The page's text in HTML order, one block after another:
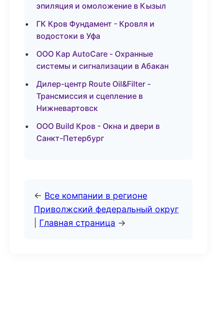
эпиляция и омоложение в Кызыл
ГК Кров Фундамент - Кровля и
водостоки в Уфа
ООО Кар AutoCare - Охранные
системы и сигнализации в Абакан
Дилер-центр Route Oil&Filter -
Трансмиссия и сцепление в
Нижневартовск
ООО Build Кров - Окна и двери в
Санкт-Петербург
← Все компании в регионе
Приволжский федеральный округ
Главная страница →